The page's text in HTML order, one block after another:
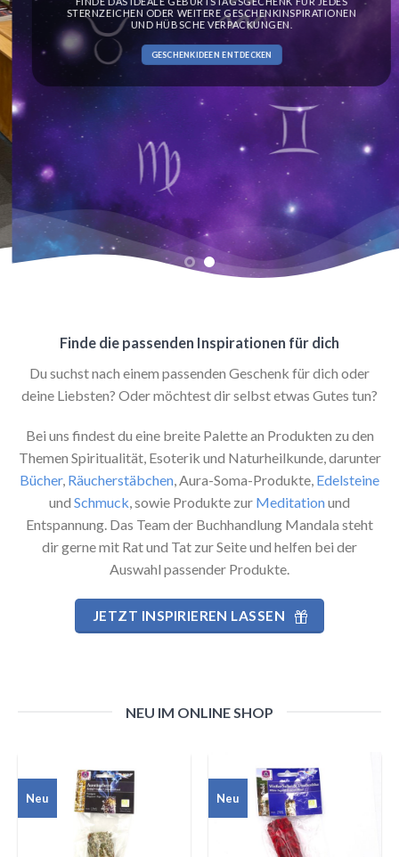
STERNZEICHEN ODER WEITERE GESCHENKINSPIRATIONEN
UND HÜBSCHE VERPACKUNGEN.
GESCHENKIDEEN ENTDECKEN
Finde die passenden Inspirationen für dich
Du suchst nach einem passenden Geschenk für dich oder
deine Liebsten? Oder möchtest dir selbst etwas Gutes tun?
Bei uns findest du eine breite Palette an Produkten zu den
Themen Spiritualität, Esoterik und Naturheilkunde, darunter
Bücher, Räucherstäbchen, Aura-Soma-Produkte, Edelsteine
und Schmuck, sowie Produkte zur Meditationund
Entspannung. Das Team der Buchhandlung Mandala steht
dir gerne mit Rat und Tat zur Seite und helfen bei der
Auswahl passender Produkte.
JETZT INSPIRIEREN LASSEN
NEU IM ONLINE SHOP
Neu Neu